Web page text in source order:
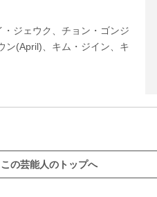
ジェウク、チョン・ゴンジ
ン(April)、キム・ジイン、キ
この芸能人のトップへ